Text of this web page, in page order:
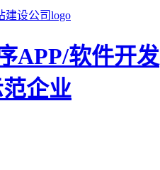
APP/软件开发
企业